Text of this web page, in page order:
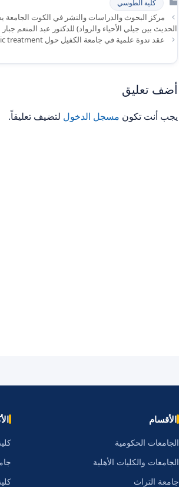
كلية الطوسي
مركز البحوث والدراسات والنشر في الكوت الجامعة
الحديث بين جيلي الأحياء والرواد) للدكتور عبد المنعم
عقد ندوة علمية في جامعة الكفيل حول Using periodontal techniques to speed up orthofontic treatment
أضف تعليق
يجب أنت تكون مسجل الدخول لتضيف تعليقاً.
الأقسام
الجامعات الحكومية
الجامعات والكليات الأهلية
جامعة التراث